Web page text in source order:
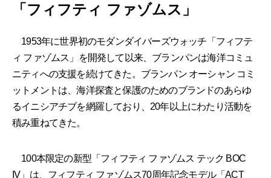
「フィフティ ファゾムス」
1953年に世界初のモダンダイバーズウォッチ「フィフテ
ィ ファゾムス」を開発して以来、ブランパンは海洋コミュ
ニティへの支援を続けてきた。ブランパン オーシャン コミ
ットメントは、海洋探査と保護のためのブランドのあらゆ
るイニシアチブを網羅しており、20年以上にわたり活動を
積み重ねてきた。
100本限定の新型「フィフティ ファゾムス テック BOC
IV」は、フィフティ ファゾムス70周年記念モデル「ACT